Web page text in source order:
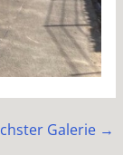
Galerie →